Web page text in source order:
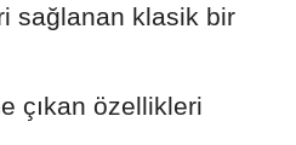
sağlanan klasik bir
çıkan özellikleri